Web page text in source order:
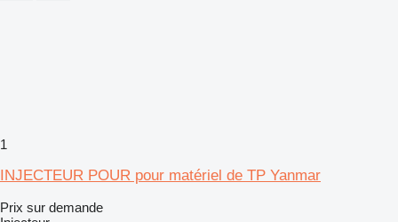
1
INJECTEUR POUR pour matériel de TP Yanmar
Prix sur demande